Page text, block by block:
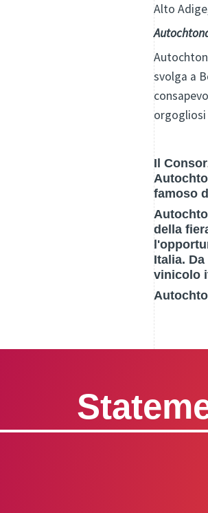
Alto
svolga a
orgogliosi
Il
famoso
della
Italia.
vinicolo